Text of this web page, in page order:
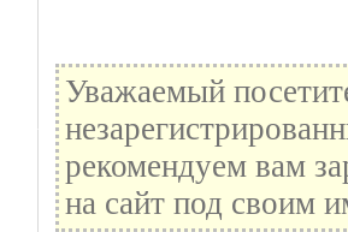
Уважаемый
рекомендуем вам
на сайт под своим